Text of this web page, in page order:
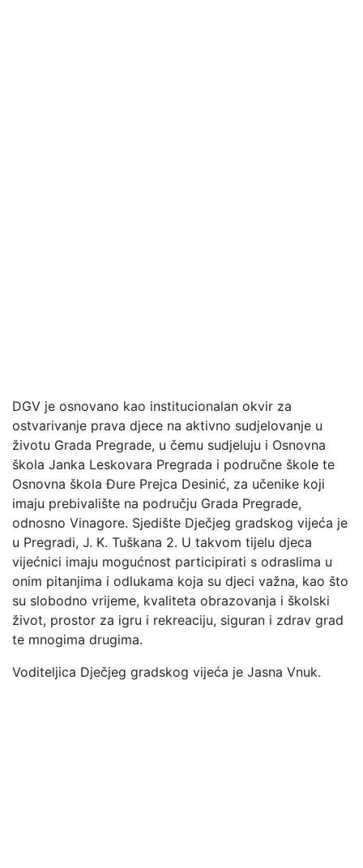
DGV je osnovano kao institucionalan okvir za
ostvarivanje prava djece na aktivno sudjelovanje u
životu Grada Pregrade, u čemu sudjeluju i Osnovna
škola Janka Leskovara Pregrada i područne škole te
Osnovna škola Đure Prejca Desinić, za učenike koji
imaju prebivalište na području Grada Pregrade,
odnosno Vinagore. Sjedište Dječjeg gradskog vijeća je
u Pregradi, J. K. Tuškana 2. U takvom tijelu djeca
vijećnici imaju mogućnost participirati s odraslima u
onim pitanjima i odlukama koja su djeci važna, kao što
su slobodno vrijeme, kvaliteta obrazovanja i školski
život, prostor za igru i rekreaciju, siguran i zdrav grad
te mnogima drugima.
Voditeljica Dječjeg gradskog vijeća je Jasna Vnuk.